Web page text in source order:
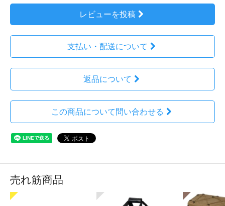
レビューを投稿
支払い・配送について
返品について
この商品について問い合わせる
売れ筋商品